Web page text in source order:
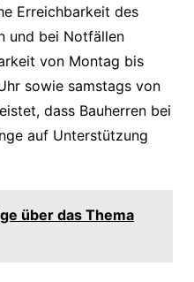
Erreichbarkeit des
und bei Notfällen
von Montag bis
sowie samstags von
dass Bauherren bei
auf Unterstützung
über das Thema